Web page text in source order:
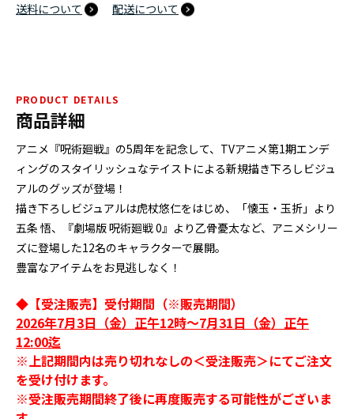
送料について 配送について
PRODUCT DETAILS
商品詳細
アニメ『呪術廻戦』の5周年を記念して、TVアニメ第1期エンデ
ィングのスタイリッシュなテイストによる新規描き下ろしビジュ
アルのグッズが登場！
描き下ろしビジュアルは虎杖悠仁をはじめ、「懐玉・玉折」より
五条 悟、『劇場版 呪術廻戦 0』より乙骨憂太など、アニメシリー
ズに登場した12名のキャラクターで展開。
豊富なアイテムをお見逃しなく！
◆【受注販売】受付期間（※販売期間）
2026年7月3日（金）正午12時～7月31日（金）正午
12:00迄
※上記期間内は売り切れなしの＜受注販売＞にてご注文
を受け付けます。
※受注販売期間終了後に再度販売する可能性がございま